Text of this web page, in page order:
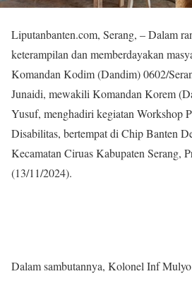
Liputanbanten.com, Serang, – Dalam
keterampilan dan memberdayakan
Komandan Kodim (Dandim) 0602/
Junaidi, mewakili Komandan Korem
Yusuf, menghadiri kegiatan Workshop
Disabilitas, bertempat di Chip Banten
Kecamatan Ciruas Kabupaten Serang,
(13/11/2024).
Dalam sambutannya, Kolonel Inf